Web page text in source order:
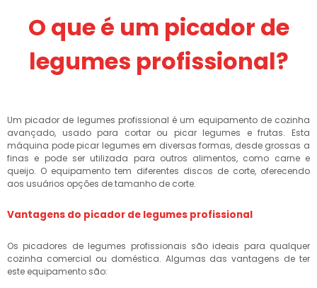
O que é um picador de
legumes profissional?
Um picador de legumes profissional é um equipamento de cozinha
avançado, usado para cortar ou picar legumes e frutas. Esta
máquina pode picar legumes em diversas formas, desde grossas a
finas e pode ser utilizada para outros alimentos, como carne e
queijo. O equipamento tem diferentes discos de corte, oferecendo
aos usuários opções de tamanho de corte.
Vantagens do picador de legumes profissional
Os picadores de legumes profissionais são ideais para qualquer
cozinha comercial ou doméstica. Algumas das vantagens de ter
este equipamento são: